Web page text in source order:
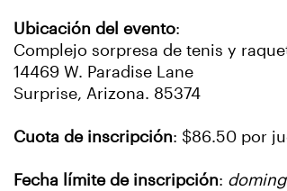
Ubicación del evento:
Complejo sorpresa de tenis y
14469 W. Paradise Lane
Surprise, Arizona. 85374
Cuota de inscripción: $86.50 por
Fecha límite de inscripción: